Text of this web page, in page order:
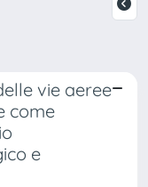
vie aeree
come
e